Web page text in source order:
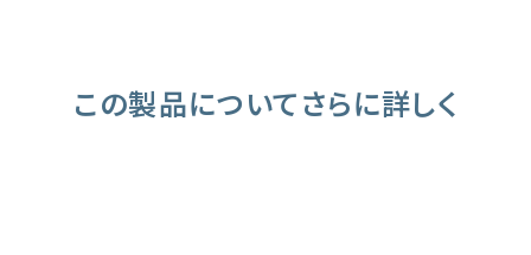
この製品についてさらに詳しく